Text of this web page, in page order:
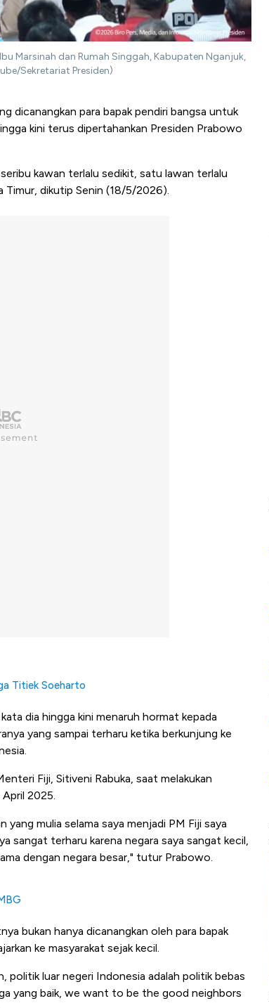
Marsinah dan Rumah Singgah, Kabupaten Nganjuk,
Sekretariat Presiden)
dicanangkan para bapak pendiri bangsa untuk
kini terus dipertahankan Presiden Prabowo
kawan terlalu sedikit, satu lawan terlalu
Timur, dikutip Senin (18/5/2026).
Titiek Soeharto
dia hingga kini menaruh hormat kepada
yang sampai terharu ketika berkunjung ke
Fiji, Sitiveni Rabuka, saat melakukan
2025.
mulia selama saya menjadi PM Fiji saya
sangat terharu karena negara saya sangat kecil,
dengan negara besar," tutur Prabowo.
bukan hanya dicanangkan oleh para bapak
ke masyarakat sejak kecil.
politik luar negeri Indonesia adalah politik bebas
yang baik, we want to be the good neighbors
Adu Panas Kinerja Emiten Minyak RI,